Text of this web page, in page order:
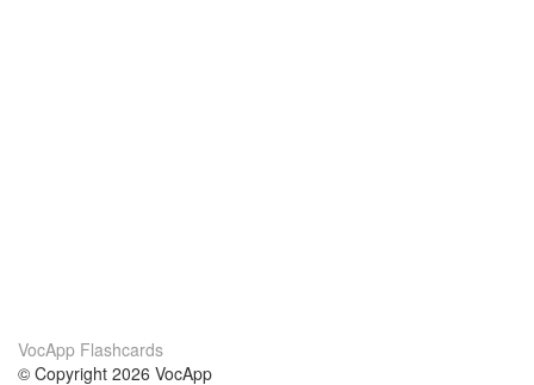
VocApp Flashcards
© Copyright 2026 VocApp